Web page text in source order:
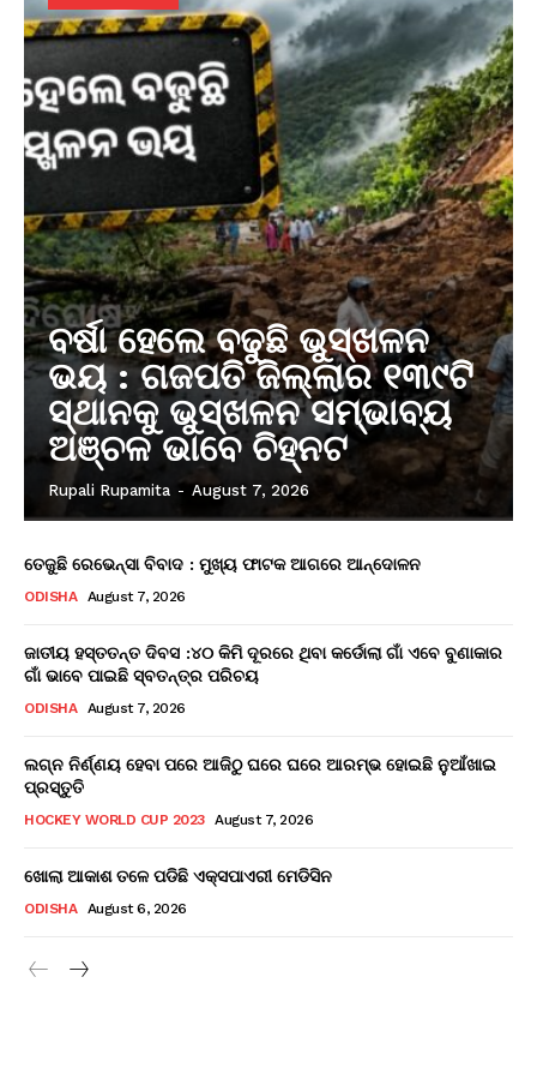
ବର୍ଷା ହେଲେ ବଢୁଛି ଭୁସ୍ଖଳନ
ଭୟ : ଗଜପତି ଜିଲ୍ଲାର ୧୩୯ଟି
ସ୍ଥାନକୁ ଭୁସ୍ଖଳନ ସମ୍ଭାବ୍ୟ
ଅଞ୍ଚଳ ଭାବେ ଚିହ୍ନଟ
Rupali Rupamita - August 7, 2026
ତେଜୁଛି ରେଭେନ୍ସା ବିବାଦ : ମୁଖ୍ୟ ଫାଟକ ଆଗରେ ଆନ୍ଦୋଳନ
ODISHA August 7, 2026
ଜାତୀୟ ହସ୍ତତନ୍ତ ଦିବସ :୪୦ କିମି ଦୂରରେ ଥିବା କର୍ଡୋଲା ଗାଁ ଏବେ ବୁଣାକାର
ଗାଁ ଭାବେ ପାଇଛି ସ୍ବତନ୍ତ୍ର ପରିଚୟ
ODISHA August 7, 2026
ଲଗ୍ନ ନିର୍ଣ୍ଣୟ ହେବା ପରେ ଆଜିଠୁ ଘରେ ଘରେ ଆରମ୍ଭ ହୋଇଛି ନୁଆଁଖାଇ
ପ୍ରସ୍ତୁତି
HOCKEY WORLD CUP 2023 August 7, 2026
ଖୋଲା ଆକାଶ ତଳେ ପଡିଛି ଏକ୍ସପାଏରୀ ମେଡିସିନ
ODISHA August 6, 2026